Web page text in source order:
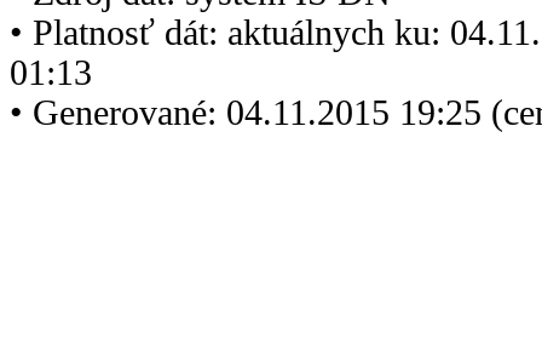
• Platnosť dát: aktuálnych ku:
01:13
• Generované: 04.11.2015 19:25